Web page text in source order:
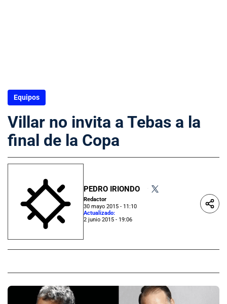
Equipos
Villar no invita a Tebas a la
final de la Copa
PEDRO IRIONDO
Redactor
30 mayo 2015 - 11:10
Actualizado:
2 junio 2015 - 19:06